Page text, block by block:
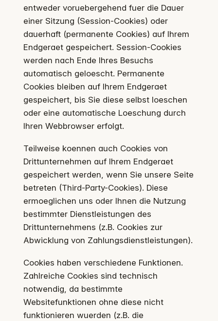
entweder voruebergehend fuer die Dauer
einer Sitzung (Session-Cookies) oder
dauerhaft (permanente Cookies) auf Ihrem
Endgeraet gespeichert. Session-Cookies
werden nach Ende Ihres Besuchs
automatisch geloescht. Permanente
Cookies bleiben auf Ihrem Endgeraet
gespeichert, bis Sie diese selbst loeschen
oder eine automatische Loeschung durch
Ihren Webbrowser erfolgt.
Teilweise koennen auch Cookies von
Drittunternehmen auf Ihrem Endgeraet
gespeichert werden, wenn Sie unsere Seite
betreten (Third-Party-Cookies). Diese
ermoeglichen uns oder Ihnen die Nutzung
bestimmter Dienstleistungen des
Drittunternehmens (z.B. Cookies zur
Abwicklung von Zahlungsdienstleistungen).
Cookies haben verschiedene Funktionen.
Zahlreiche Cookies sind technisch
notwendig, da bestimmte
Websitefunktionen ohne diese nicht
funktionieren wuerden (z.B. die